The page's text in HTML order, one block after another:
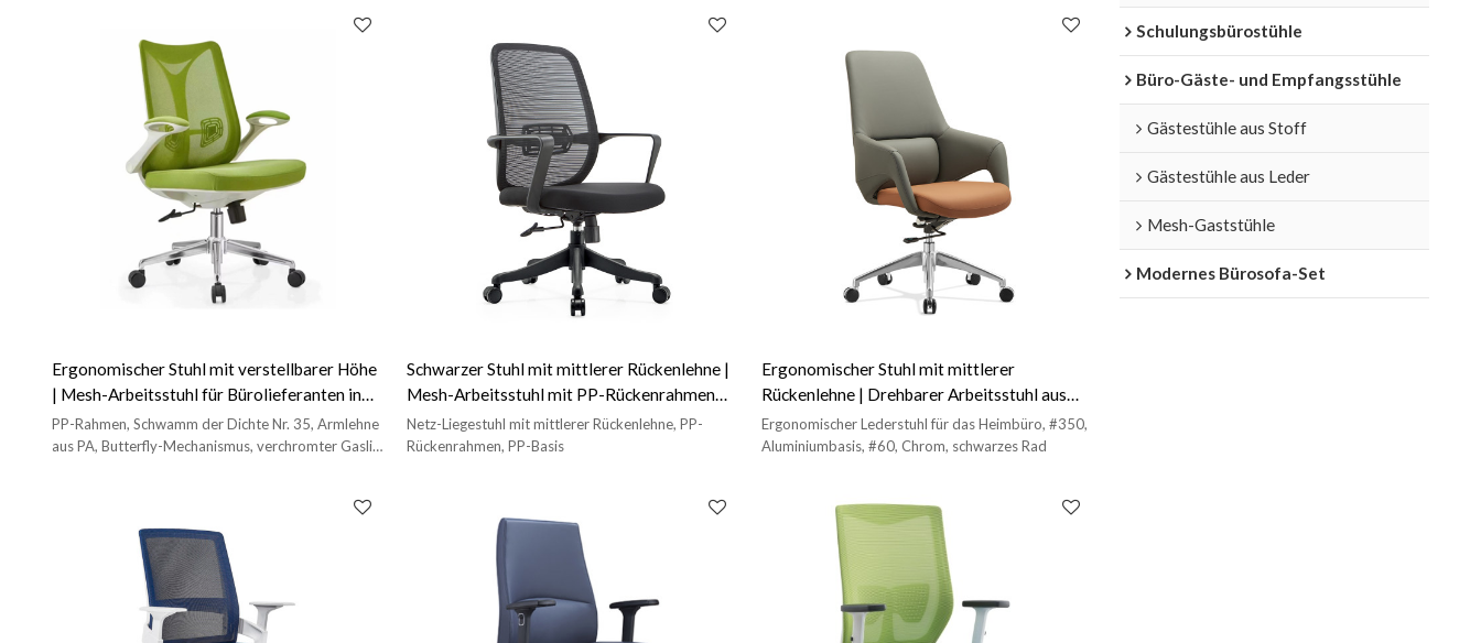
Ergonomischer Stuhl mit verstellbarer Höhe
| Mesh-Arbeitsstuhl für Bürolieferanten in
China (YF-CH807)
PP-Rahmen, Schwamm der Dichte Nr. 35, Armlehne
aus PA, Butterfly-Mechanismus, verchromter Gaslift
Schwarzer Stuhl mit mittlerer Rückenlehne |
Mesh-Arbeitsstuhl mit PP-Rückenrahmen
für Bürolieferanten in China (YF-B2209)
Netz-Liegestuhl mit mittlerer Rückenlehne, PP-
Rückenrahmen, PP-Basis
Ergonomischer Stuhl mit mittlerer
Rückenlehne | Drehbarer Arbeitsstuhl aus
Leder für Büro, China-Lieferant (YF-B361)
Ergonomischer Lederstuhl für das Heimbüro, #350,
Aluminiumbasis, #60, Chrom, schwarzes Rad
Schulungsbürostühle
Büro-Gäste- und Empfangsstühle
Gästestühle aus Stoff
Gästestühle aus Leder
Mesh-Gaststühle
Modernes Bürosofa-Set